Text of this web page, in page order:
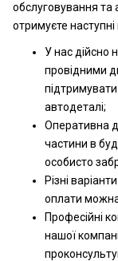
обслуговування та
отримуєте
У нас дійсно
провідними
підтримувати
автодеталі;
Оперативна
частини в
особисто
Різні
оплати
Професійні
нашої